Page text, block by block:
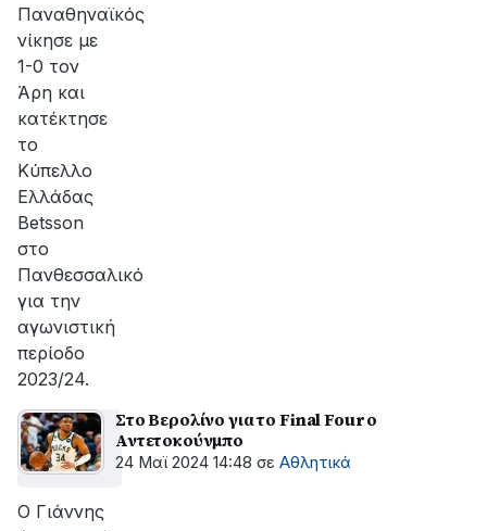
Παναθηναϊκός
νίκησε με
1-0 τον
Άρη και
κατέκτησε
το
Κύπελλο
Ελλάδας
Betsson
στο
Πανθεσσαλικό
για την
αγωνιστική
περίοδο
2023/24.
Στο Βερολίνο για το Final Four ο
Αντετοκούνμπο
24 Μαϊ 2024 14:48 σε Αθλητικά
Ο Γιάννης